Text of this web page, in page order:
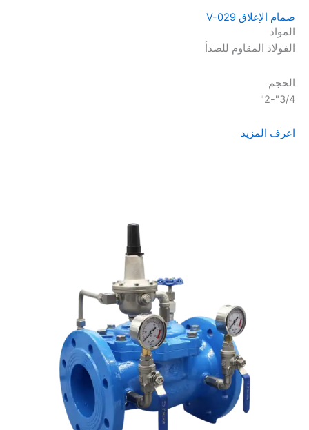
صمام الإغلاق V-029
المواد
الفولاذ المقاوم للصدأ
الحجم
3/4"-2"
اعرف المزيد